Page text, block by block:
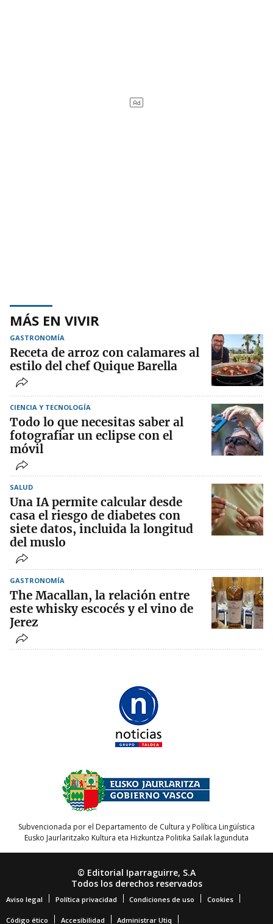
MÁS EN VIVIR
GASTRONOMÍA
Receta de arroz con calamares al
estilo del chef Quique Barella
CIENCIA Y TECNOLOGÍA
Todo lo que necesitas saber al
fotografiar un eclipse con el
móvil
SALUD
Una IA permite calcular desde
casa el riesgo de diabetes con
siete datos, incluida la longitud
del muslo
GASTRONOMÍA
The Macallan, la relación entre
este whisky escocés y el vino de
Jerez
Subvencionada por el Departamento de Cultura y Política Lingüística
Eusko Jaurlaritzako Kultura eta Hizkuntza Politika Sailak lagunduta
© Editorial Iparraguirre, S.A
Todos los derechos reservados
Aviso legal Política privacidad Condiciones de uso Cookies
Código ético Accesibilidad Administrar Utiq